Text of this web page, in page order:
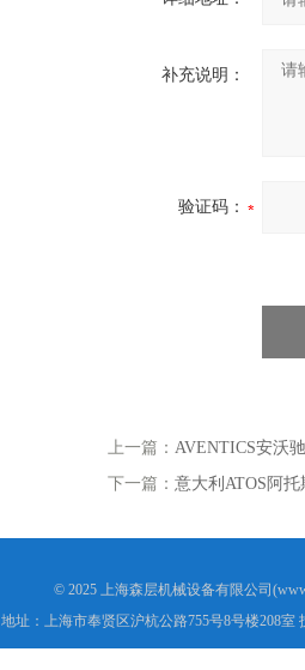
补充说明：
验证码：
上一篇： AVENTICS安沃
下一篇： 意大利ATOS阿
© 2025 上海森层机械设备有限公司
地址：上海市奉贤区沪杭公路755号8号楼208室